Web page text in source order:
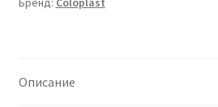
12050
Описание